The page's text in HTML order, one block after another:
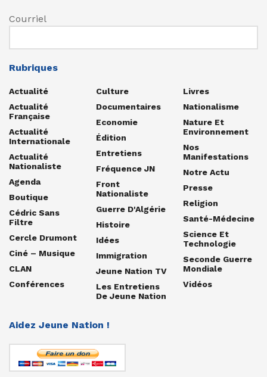
Courriel
Rubriques
Actualité
Actualité
Française
Actualité
Internationale
Actualité
Nationaliste
Agenda
Boutique
Cédric Sans
Filtre
Cercle Drumont
Ciné – Musique
CLAN
Conférences
Culture
Documentaires
Economie
Édition
Entretiens
Fréquence JN
Front
Nationaliste
Guerre D'Algérie
Histoire
Idées
Immigration
Jeune Nation TV
Les Entretiens
De Jeune Nation
Livres
Nationalisme
Nature Et
Environnement
Nos
Manifestations
Notre Actu
Presse
Religion
Santé-Médecine
Science Et
Technologie
Seconde Guerre
Mondiale
Vidéos
Aidez Jeune Nation !